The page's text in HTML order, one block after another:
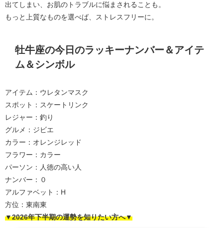
出てしまい、お肌のトラブルに悩まされることも。
もっと上質なものを選べば、ストレスフリーに。
牡牛座の今日のラッキーナンバー＆アイテ
ム＆シンボル
アイテム：ウレタンマスク
スポット：スケートリンク
レジャー：釣り
グルメ：ジビエ
カラー：オレンジレッド
フラワー：カラー
パーソン：人徳の高い人
ナンバー：０
アルファベット：H
方位：東南東
▼2026年下半期の運勢を知りたい方へ▼